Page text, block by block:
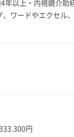
年以上・内視鏡介助
、ワードやエクセル
円